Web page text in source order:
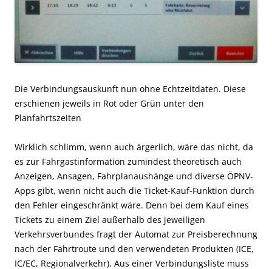
Die Verbindungsauskunft nun ohne Echtzeitdaten. Diese
erschienen jeweils in Rot oder Grün unter den
Planfahrtszeiten
Wirklich schlimm, wenn auch ärgerlich, wäre das nicht, da
es zur Fahrgastinformation zumindest theoretisch auch
Anzeigen, Ansagen, Fahrplanaushänge und diverse ÖPNV-
Apps gibt, wenn nicht auch die Ticket-Kauf-Funktion durch
den Fehler eingeschränkt wäre. Denn bei dem Kauf eines
Tickets zu einem Ziel außerhalb des jeweiligen
Verkehrsverbundes fragt der Automat zur Preisberechnung
nach der Fahrtroute und den verwendeten Produkten (ICE,
IC/EC, Regionalverkehr). Aus einer Verbindungsliste muss